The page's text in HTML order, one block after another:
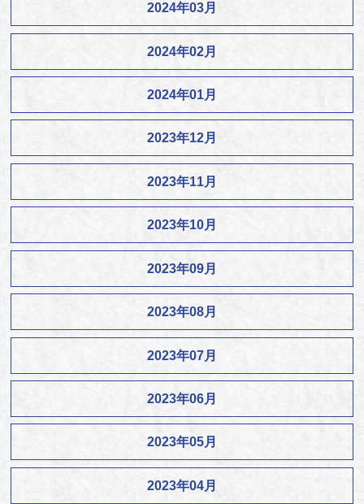
2024年03月
2024年02月
2024年01月
2023年12月
2023年11月
2023年10月
2023年09月
2023年08月
2023年07月
2023年06月
2023年05月
2023年04月